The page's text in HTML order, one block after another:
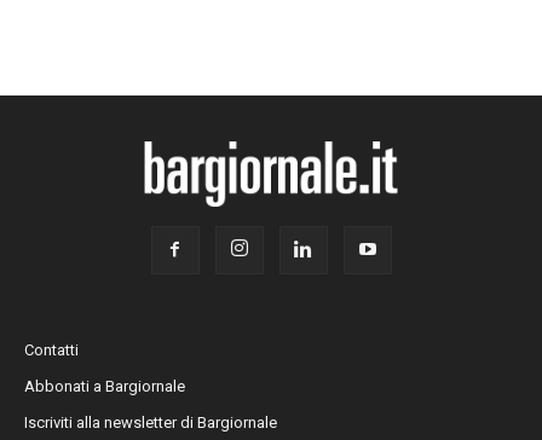
Contatti
Abbonati a Bargiornale
Iscriviti alla newsletter di Bargiornale